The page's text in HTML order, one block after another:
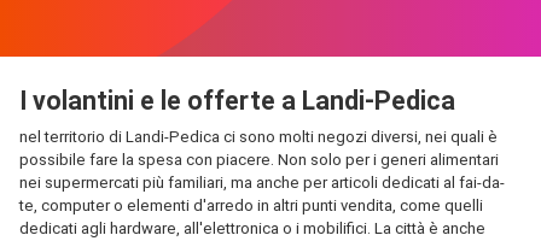
I volantini e le offerte a Landi-Pedica
nel territorio di Landi-Pedica ci sono molti negozi diversi, nei quali è
possibile fare la spesa con piacere. Non solo per i generi alimentari
nei supermercati più familiari, ma anche per articoli dedicati al fai-da-
te, computer o elementi d'arredo in altri punti vendita, come quelli
dedicati agli hardware, all'elettronica o i mobilifici. La città è anche